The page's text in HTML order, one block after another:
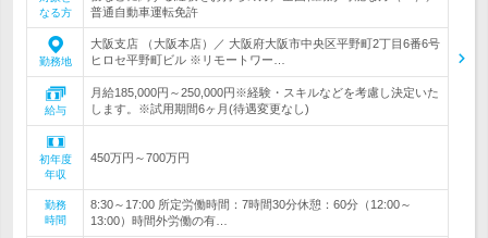
なる方
普通自動車運転免許
勤務地
大阪支店 （大阪本店）／ 大阪府大阪市中央区平野町2丁目6番6号
ヒロセ平野町ビル ※リモートワー…
給与
月給185,000円～250,000円※経験・スキルなどを考慮し決定いた
します。※試用期間6ヶ月(待遇変更なし)
初年度
年収
450万円～700万円
勤務
時間
8:30～17:00 所定労働時間：7時間30分休憩：60分（12:00～
13:00）時間外労働の有…